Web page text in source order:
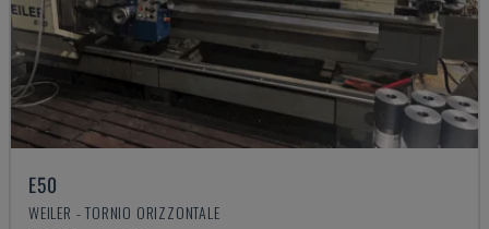
E50
WEILER - TORNIO ORIZZONTALE